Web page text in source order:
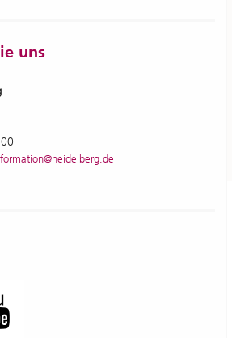
2026
uns